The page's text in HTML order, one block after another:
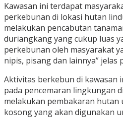
Kawasan ini terdapat
perkebunan di lokasi hutan
melakukan pencabutan
duriangkang yang cukup luas
perkebunan oleh masyarakat
nipis, pisang dan lainnya” jelas
Aktivitas berkebun di kawasan
pada pencemaran lingkungan
melakukan pembakaran hutan
kosong yang akan digunakan